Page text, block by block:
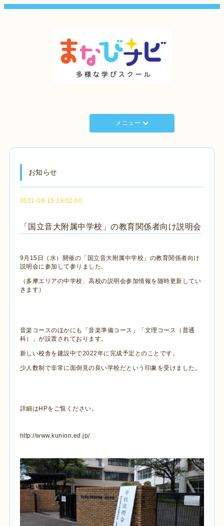
メニュー
お知らせ
2021-09-15 19:02:00
「国立音大附属中学校」の教育関係者向け説明会
9月15日（水）開催の「国立音大附属中学校」の教育関係者向け
説明会に参加して参りました。
（多摩エリアの中学校、高校の説明会参加情報を随時更新してい
きます）
音楽コースのほかにも「音楽準備コース」「文理コース（普通
科）」が設置されております。
新しい校舎を建設中で2022年に完成予定とのことです。
少人数制で非常に面倒見の良い学校だという印象を受けました。
詳細はHPをご覧ください。
http://www.kunion.ed.jp/